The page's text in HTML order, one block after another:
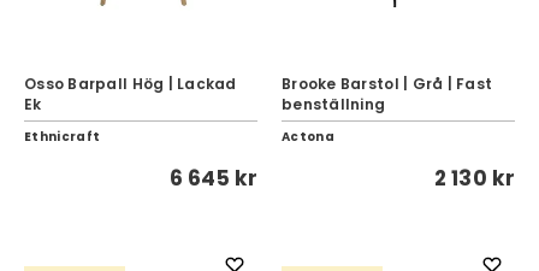
Osso Barpall Hög | Lackad
Ek
Ethnicraft
6 645 kr
Brooke Barstol | Grå | Fast
benställning
Actona
2 130 kr